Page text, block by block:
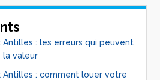
Antilles : les erreurs qui peuvent
la valeur
Antilles : comment louer votre